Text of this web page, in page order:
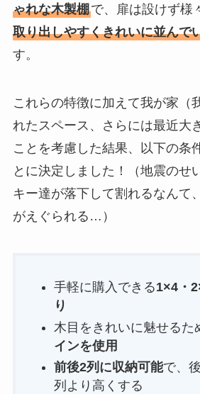
ゃれな木製棚で、扉は設けず様
取り出しやすくきれいに並んで
す。
これらの特徴に加えて我が家（
れたスペース、さらには最近大
ことを考慮した結果、以下の条
とに決定しました！（地震のせ
キー達が落下して割れるなんて
がえぐられる…）
手軽に購入できる1×4・
り
木目をきれいに魅せるた
インを使用
前後2列に収納可能で、
列より高くする